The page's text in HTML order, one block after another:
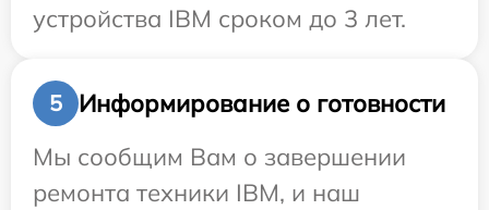
устройства IBM сроком до 3 лет.
5
Информирование о готовности
Мы сообщим Вам о завершении
ремонта техники IBM, и наш